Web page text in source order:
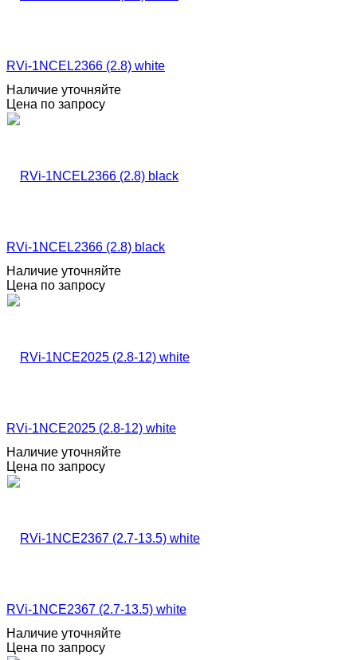
RVi-1NCEL2366 (2.8) white
Наличие уточняйте
Цена по запросу
RVi-1NCEL2366 (2.8) black
Наличие уточняйте
Цена по запросу
RVi-1NCE2025 (2.8-12) white
Наличие уточняйте
Цена по запросу
RVi-1NCE2367 (2.7-13.5) white
Наличие уточняйте
Цена по запросу